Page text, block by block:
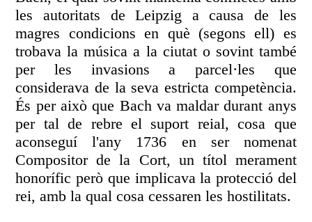
les autoritats de Leipzig a causa de les
magres condicions en què (segons ell) es
trobava la música a la ciutat o sovint també
per les invasions a parcel·les que
considerava de la seva estricta competència.
És per això que Bach va maldar durant anys
per tal de rebre el suport reial, cosa que
aconseguí l'any 1736 en ser nomenat
Compositor de la Cort, un títol merament
honorífic però que implicava la protecció del
rei, amb la qual cosa cessaren les hostilitats.